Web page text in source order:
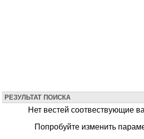
РЕЗУЛЬТАТ ПОИСКА
Нет вестей соотвествующие
Попробуйте изменить